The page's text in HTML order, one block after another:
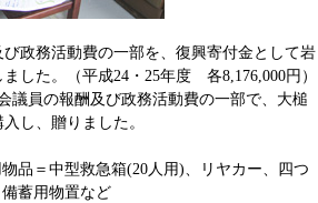
政務活動費の一部を、復興寄付金として岩
した。（平成24・25年度 各8,176,000円）
議員の報酬及び政務活動費の一部で、大槌
し、贈りました。
品＝中型救急箱(20人用)、リヤカー、四つ
蓄用物置など